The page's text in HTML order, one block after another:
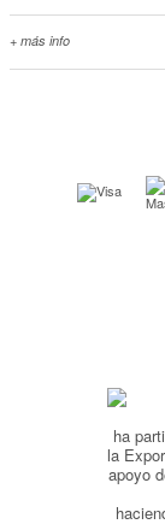
+ más info
Kimidori PRINT,
Pago seguro y
Condiciones generales
Política de Privacidad
ha
la
apoyo